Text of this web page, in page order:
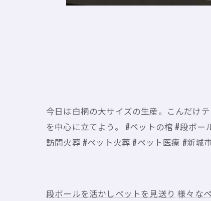
今日は白柄の大サイズの生産。こんだけ
を中心に立てよう。 #ペットの棺 #段ボ
訪問火葬 #ペット火葬 #ペット医療 #新城
段ボールを活かしペットを見送り 様々な